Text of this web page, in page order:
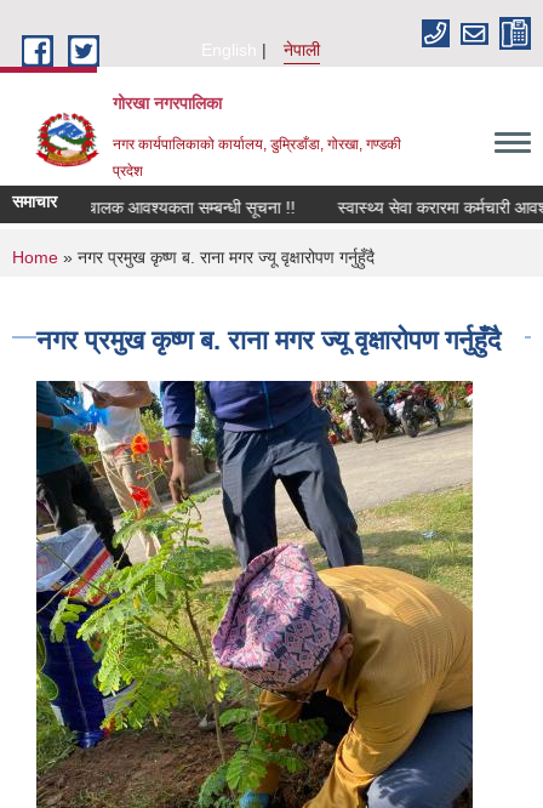
English
नेपाली
गोरखा नगरपालिका
नगर कार्यपालिकाको कार्यालय, डुम्रिडाँडा, गोरखा, गण्डकी
प्रदेश
समाचार
सवारी चालक आवश्यकता सम्बन्धी सूचना !! स्वास्थ्य सेवा करारमा कर्मचारी
You are here
Home » नगर प्रमुख कृष्ण ब. राना मगर ज्यू वृक्षारोपण गर्नुहुँदै
नगर प्रमुख कृष्ण ब. राना मगर ज्यू वृक्षारोपण गर्नुहुँदै